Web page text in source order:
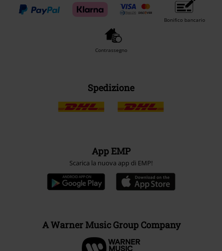
Bonifico bancario
Contrassegno
Spedizione
App EMP
Scarica la nuova app di EMP!
A Warner Music Group Company